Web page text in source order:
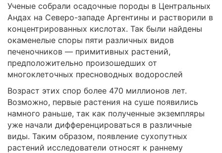
Ученые собрали осадочные породы в Центральных
Андах на Северо-западе Аргентины и растворили в
концентрированных кислотах. Так были найдены
окаменелые споры пяти различных видов
печеночников ― примитивных растений,
предположительно произошедших от
многоклеточных пресноводных водорослей
Возраст этих спор более 470 миллионов лет.
Возможно, первые растения на суше появились
намного раньше, так как полученные экземпляры
уже начали дифференцироваться в различные
виды. Таким образом, появление сухопутных
растений исследователи относят к раннему